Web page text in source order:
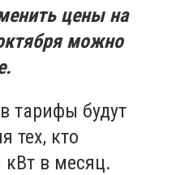
цены на
можно
тарифы будут
тех, кто
кВт в месяц.